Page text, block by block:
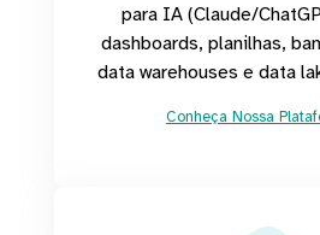
para IA (Claude/
dashboards, planilhas,
data warehouses e data
Conheça Nossa